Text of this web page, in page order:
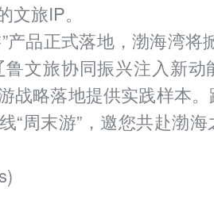
文旅IP。
产品正式落地，渤海湾将
鲁文旅协同振兴注入新
战略落地提供实践样本
“周末游”，邀您共赴渤